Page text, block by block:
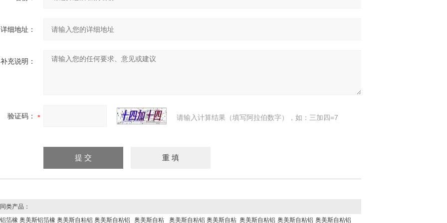
详细地址：
补充说明：
验证码： 请输入计算结果（填写阿拉伯数字），如：三加四=7
类产品：
箔橡 奥美斯铝箔橡 奥美斯自粘铝 奥美斯自粘铝 奥美斯自粘 奥美斯自粘铝 奥美斯自粘 奥美斯自粘铝 奥美斯自粘铝 奥美斯自粘铝